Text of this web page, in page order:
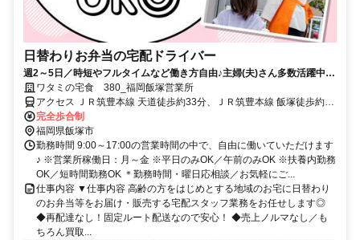
日替わりお弁当の宅配ドライバー
週2～5日／時短やフルタイムなど働き方自由♪主婦(夫)さん多数活躍中！
サポート体制バッチリなのでお子さんの行事でのお休みなども取りやす
い◎
ワタミの宅食 380_福岡飯塚営業所
アクセス ＪＲ筑豊本線 天道徒歩約33分、ＪＲ筑豊本線 飯塚徒歩約33
分、ＪＲ筑豊本線 新飯塚西口徒歩約51分
完全歩合制
福岡県飯塚市
勤務時間 9:00～17:00の営業時間の中で、自由に働いていただけます
♪ ※営業所稼働日：月～金 ※平日のみOK／午前のみOK ※扶養内勤務
OK／短時間勤務OK ＊勤務時間・曜日応相談／お気軽にご...
仕事内容 ▼仕事内容 高齢の方をはじめとする地域のお宅に日替わり
のお弁当等をお届け・販売する宅配スタッフ業務をお任せします◎
◆再配達なし！固定ルート配送なので安心！ ◆売上ノルマなし／も
ちろん買取...